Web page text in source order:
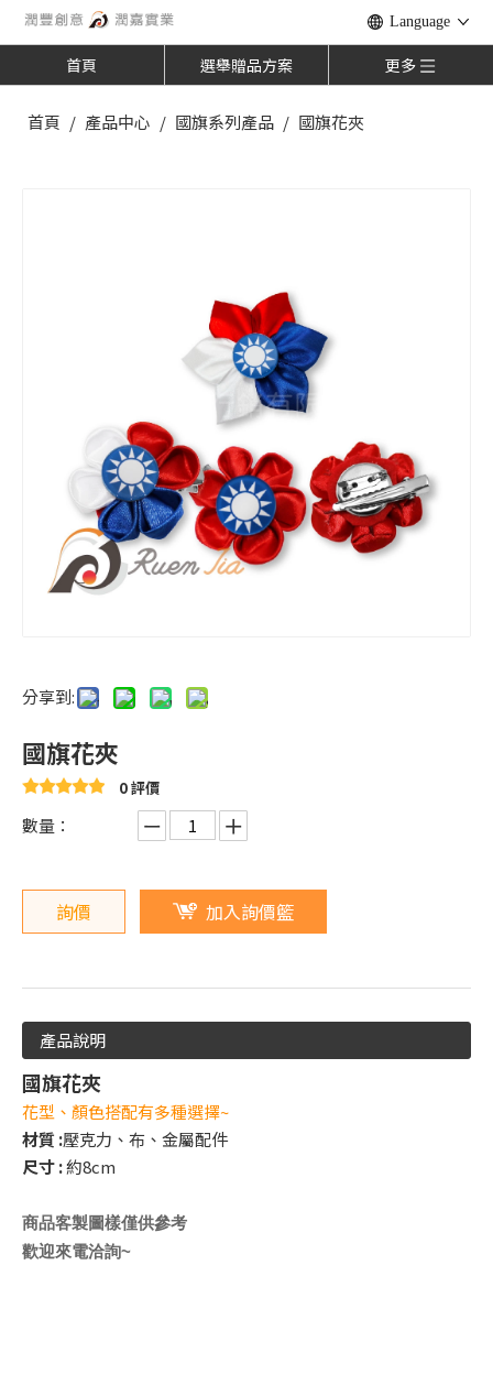
Language
首頁 選舉贈品方案 更多
首頁 / 產品中心 / 國旗系列產品 / 國旗花夾
分享到:
國旗花夾
0 評價
數量：
詢價 加入詢價籃
產品說明
國旗花夾
花型、顏色搭配有多種選擇~
材質 :壓克力、布、金屬配件
尺寸 :約8cm
商品客製圖樣僅供參考
歡迎來電洽詢~